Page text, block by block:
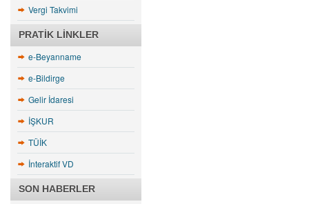
Vergi Takvimi
PRATIK LINKLER
e-Beyanname
e-Bildirge
Gelir İdaresi
İŞKUR
TÜİK
İnteraktif VD
SON HABERLER